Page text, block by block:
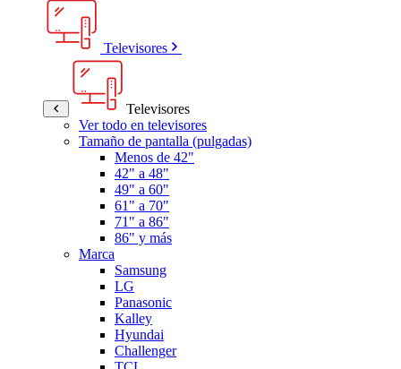
Televisores
Televisores
Ver todo en televisores
Tamaño de pantalla (pulgadas)
Menos de 42"
42" a 48"
49" a 60"
61" a 70"
71" a 86"
86" y más
Marca
Samsung
LG
Panasonic
Kalley
Hyundai
Challenger